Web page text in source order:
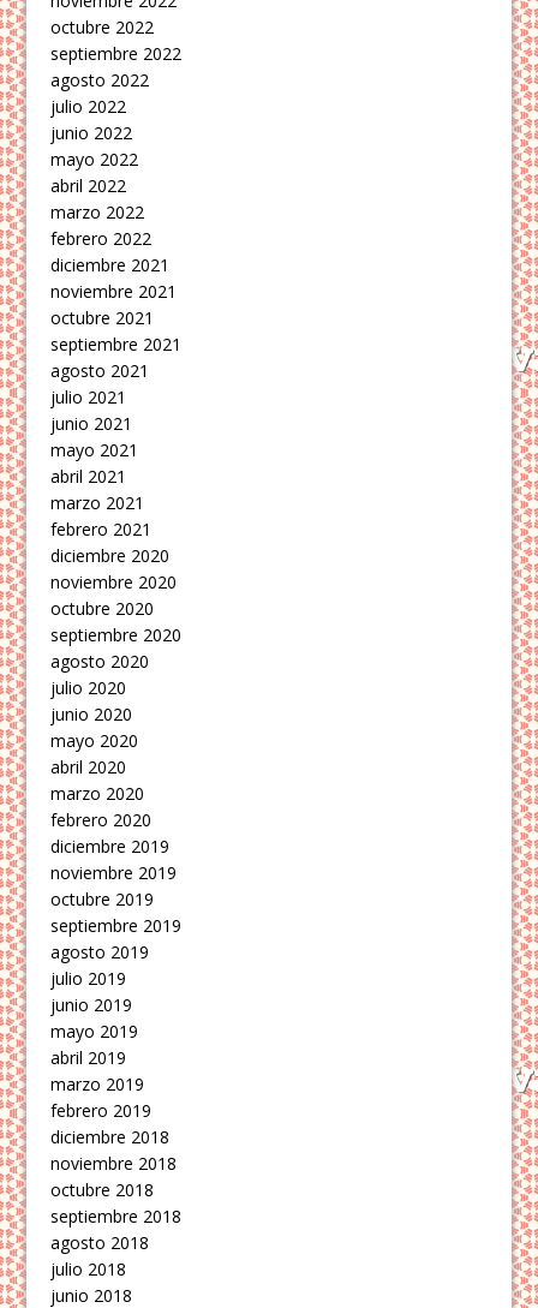
octubre 2022
septiembre 2022
agosto 2022
julio 2022
junio 2022
mayo 2022
abril 2022
marzo 2022
febrero 2022
diciembre 2021
noviembre 2021
octubre 2021
septiembre 2021
agosto 2021
julio 2021
junio 2021
mayo 2021
abril 2021
marzo 2021
febrero 2021
diciembre 2020
noviembre 2020
octubre 2020
septiembre 2020
agosto 2020
julio 2020
junio 2020
mayo 2020
abril 2020
marzo 2020
febrero 2020
diciembre 2019
noviembre 2019
octubre 2019
septiembre 2019
agosto 2019
julio 2019
junio 2019
mayo 2019
abril 2019
marzo 2019
febrero 2019
diciembre 2018
noviembre 2018
octubre 2018
septiembre 2018
agosto 2018
julio 2018
junio 2018